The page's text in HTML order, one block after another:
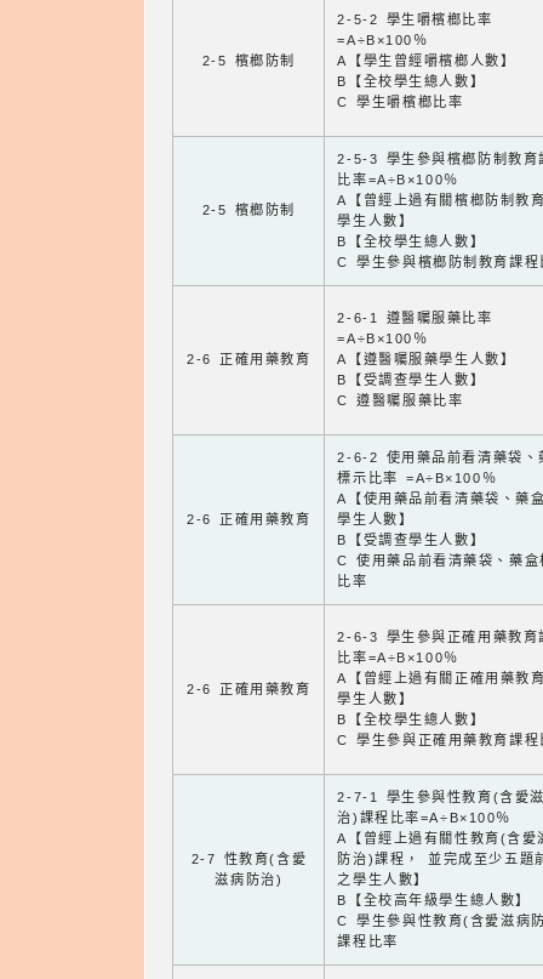
2-5 檳榔防制
2-5-2 學生嚼檳榔比率
=A÷B×100％
A【學生曾經嚼檳榔人數】
B【全校學生總人數】
C 學生嚼檳榔比率
2-5 檳榔防制
2-5-3 學生參與檳榔防制教育
比率=A÷B×100％
A【曾經上過有關檳榔防制教
學生人數】
B【全校學生總人數】
C 學生參與檳榔防制教育課程
2-6 正確用藥教育
2-6-1 遵醫囑服藥比率
=A÷B×100％
A【遵醫囑服藥學生人數】
B【受調查學生人數】
C 遵醫囑服藥比率
2-6 正確用藥教育
2-6-2 使用藥品前看清藥袋、
標示比率 =A÷B×100％
A【使用藥品前看清藥袋、藥
學生人數】
B【受調查學生人數】
C 使用藥品前看清藥袋、藥盒
比率
2-6 正確用藥教育
2-6-3 學生參與正確用藥教育
比率=A÷B×100％
A【曾經上過有關正確用藥教
學生人數】
B【全校學生總人數】
C 學生參與正確用藥教育課程
2-7 性教育(含愛
滋病防治)
2-7-1 學生參與性教育(含愛
治)課程比率=A÷B×100％
A【曾經上過有關性教育(含愛
防治)課程， 並完成至少五題
之學生人數】
B【全校高年級學生總人數】
C 學生參與性教育(含愛滋病
課程比率